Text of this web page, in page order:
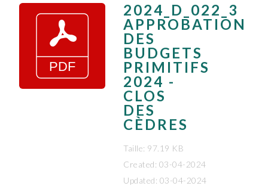
2024_D_022_3
APPROBATION
DES
BUDGETS
PRIMITIFS
2024 -
CLOS
DES
CÈDRES
Taille: 97.19 KB
Created: 03-04-2024
Updated: 03-04-2024